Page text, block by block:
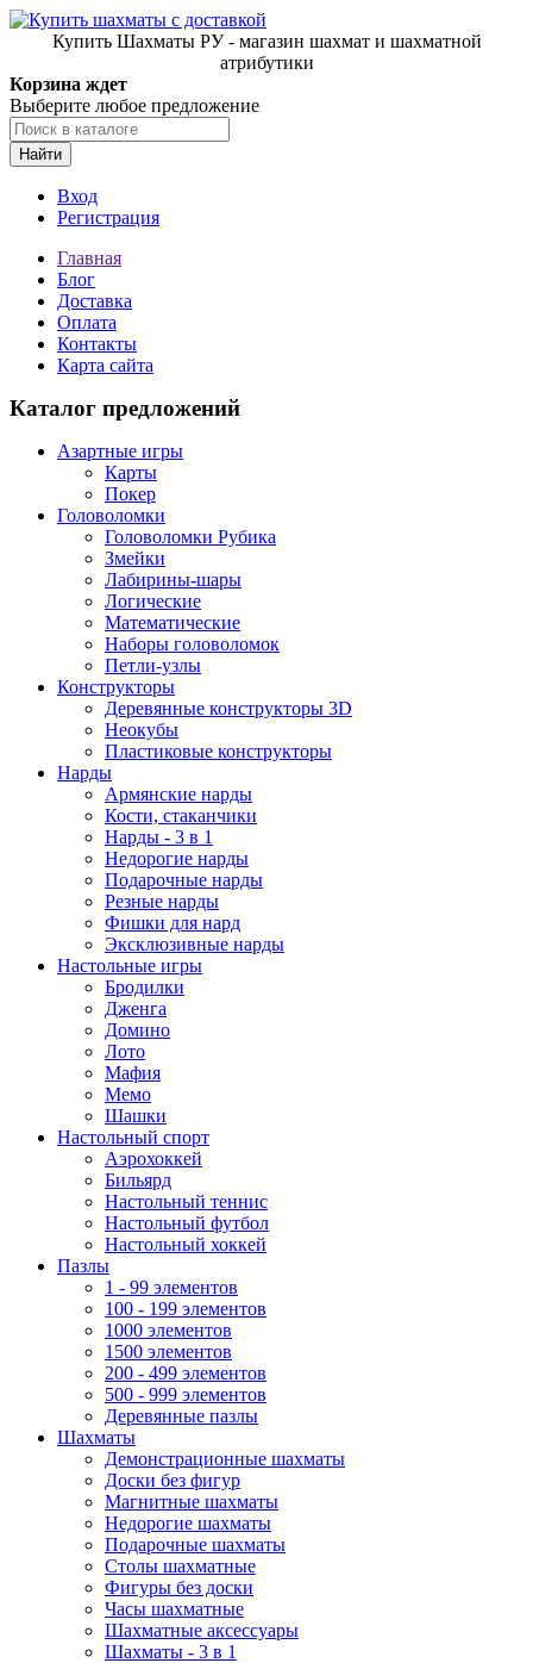
Купить Шахматы РУ - магазин шахмат и шахматной
атрибутики
Корзина ждет
Выберите любое предложение
Найти
Вход
Регистрация
Главная
Блог
Доставка
Оплата
Контакты
Карта сайта
Каталог предложений
Азартные игры
Карты
Покер
Головоломки
Головоломки Рубика
Змейки
Лабирины-шары
Логические
Математические
Наборы головоломок
Петли-узлы
Конструкторы
Деревянные конструкторы 3D
Неокубы
Пластиковые конструкторы
Нарды
Армянские нарды
Кости, стаканчики
Нарды - 3 в 1
Недорогие нарды
Подарочные нарды
Резные нарды
Фишки для нард
Эксклюзивные нарды
Настольные игры
Бродилки
Дженга
Домино
Лото
Мафия
Мемо
Шашки
Настольный спорт
Аэрохоккей
Бильярд
Настольный теннис
Настольный футбол
Настольный хоккей
Пазлы
1 - 99 элементов
100 - 199 элементов
1000 элементов
1500 элементов
200 - 499 элементов
500 - 999 элементов
Деревянные пазлы
Шахматы
Демонстрационные шахматы
Доски без фигур
Магнитные шахматы
Недорогие шахматы
Подарочные шахматы
Столы шахматные
Фигуры без доски
Часы шахматные
Шахматные аксессуары
Шахматы - 3 в 1